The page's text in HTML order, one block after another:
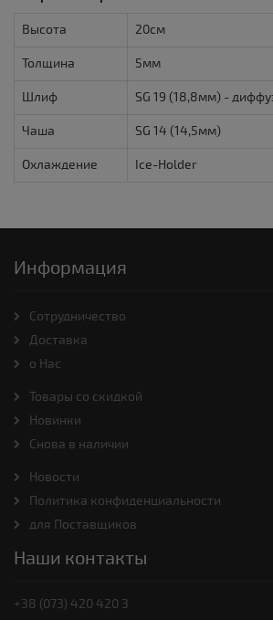
Высота 20см
Толщина 5мм
Шлиф SG 19 (18,8мм) -
Чаша SG 14 (14,5мм)
Охлаждение Ice-Holder
Информация
Cотрудничество
Доставка
о Нас
Товары со скидкой
Новинки
Снова в наличии
Новости
Политика конфиденциальности
для Поставщиков
Наши контакты
+38 (073) 420 420 3